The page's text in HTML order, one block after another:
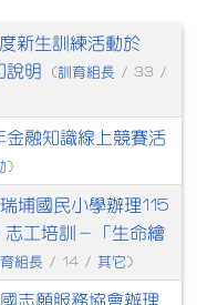
新生訓練活動於
說明
(訓育組長 / 33 /
金融知識線上競賽活
)
埔國民小學辦理115
工培訓－「生命繪
組長 / 14 / 其它 )
志願服務協會辦理